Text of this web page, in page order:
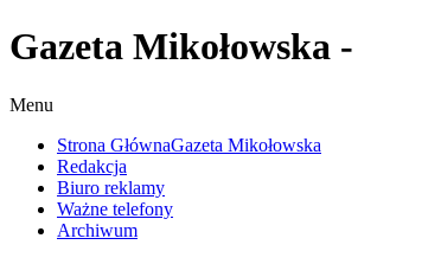
Gazeta Mikołowska -
Menu
Strona GłównaGazeta Mikołowska
Redakcja
Biuro reklamy
Ważne telefony
Archiwum